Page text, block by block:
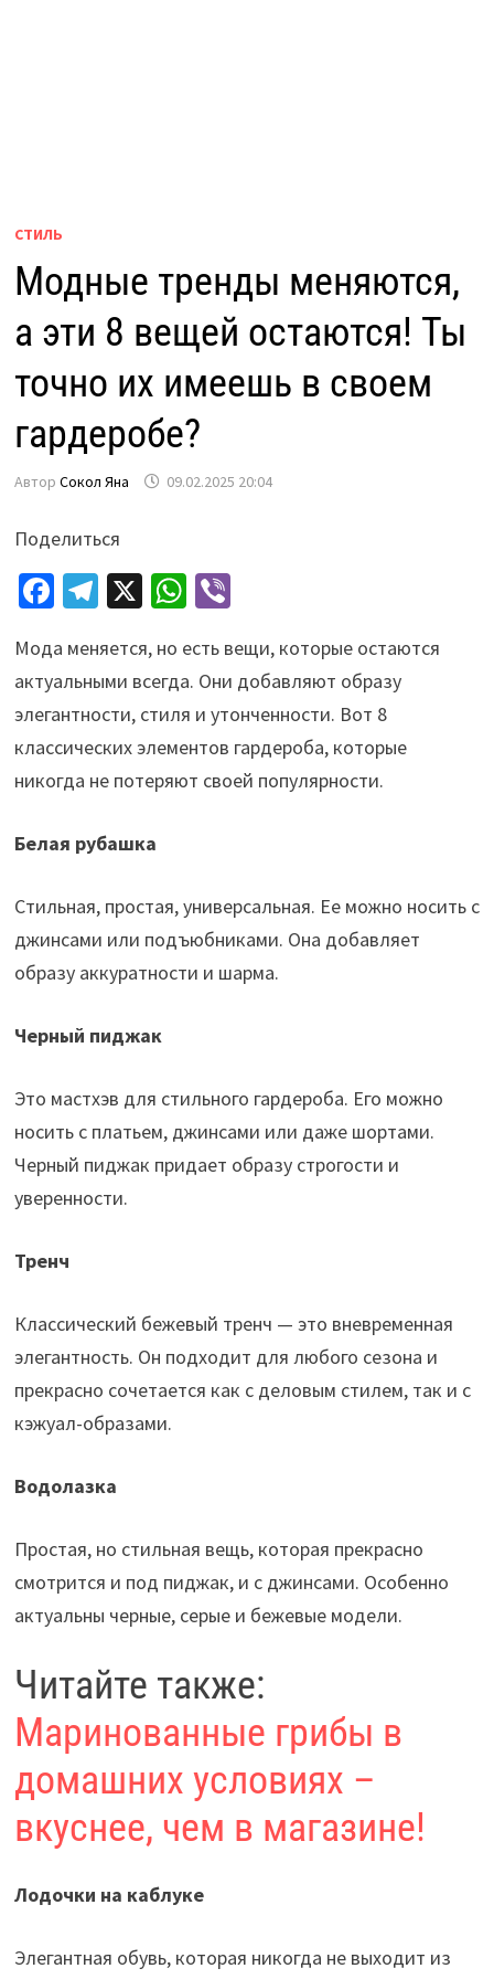
СТИЛЬ
Модные тренды меняются,
а эти 8 вещей остаются! Ты
точно их имеешь в своем
гардеробе?
Автор Сокол Яна 09.02.2025 20:04
Поделиться
Fa
b
o
o
k
Te
gr
a
m
X W
at
sA
p
p
Vi
er
Мода меняется, но есть вещи, которые остаются
актуальными всегда. Они добавляют образу
элегантности, стиля и утонченности. Вот 8
классических элементов гардероба, которые
никогда не потеряют своей популярности.
Белая рубашка
Стильная, простая, универсальная. Ее можно носить с
джинсами или подъюбниками. Она добавляет
образу аккуратности и шарма.
Черный пиджак
Это мастхэв для стильного гардероба. Его можно
носить с платьем, джинсами или даже шортами.
Черный пиджак придает образу строгости и
уверенности.
Тренч
Классический бежевый тренч — это вневременная
элегантность. Он подходит для любого сезона и
прекрасно сочетается как с деловым стилем, так и с
кэжуал-образами.
Водолазка
Простая, но стильная вещь, которая прекрасно
смотрится и под пиджак, и с джинсами. Особенно
актуальны черные, серые и бежевые модели.
Читайте также:
Маринованные грибы в
домашних условиях –
вкуснее, чем в магазине!
Лодочки на каблуке
Элегантная обувь, которая никогда не выходит из